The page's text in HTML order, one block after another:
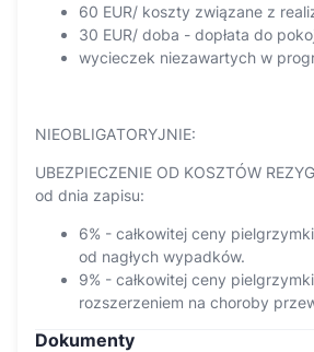
60 EUR/ koszty związane z
30 EUR/ doba - dopłata do
wycieczek niezawartych w
NIEOBLIGATORYJNIE:
UBEZPIECZENIE OD KOSZTÓW
od dnia zapisu:
6% - całkowitej ceny
od nagłych wypadków.
9% - całkowitej ceny
rozszerzeniem na choroby
Dokumenty